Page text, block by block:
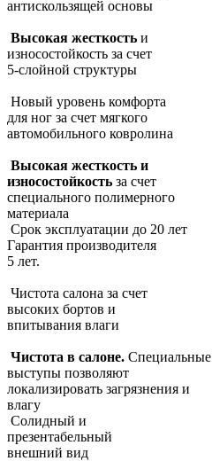
антискользящей основы
Высокая жесткость и
износостойкость за счет
5-слойной структуры
Новый уровень комфорта
для ног за счет мягкого
автомобильного ковролина
Высокая жесткость и
износостойкость за счет
специального полимерного
материала
Срок эксплуатации до 20 лет
Гарантия производителя
5 лет.
Чистота салона за счет
высоких бортов и
впитывания влаги
Чистота в салоне. Специальные
выступы позволяют
локализировать загрязнения и
влагу
Солидный и
презентабельный
внешний вид